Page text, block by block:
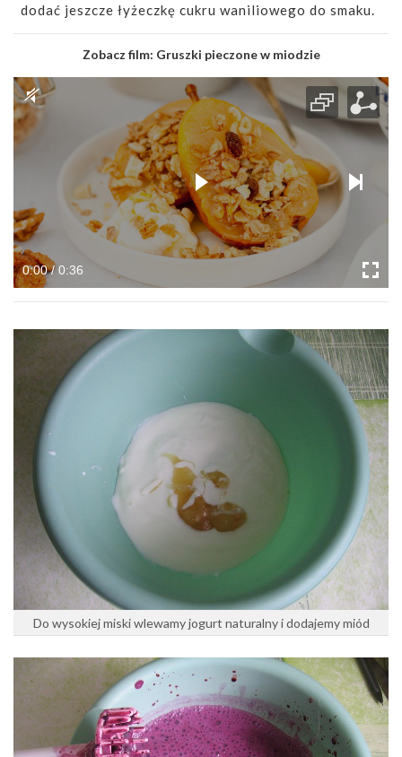
dodać jeszcze łyżeczkę cukru waniliowego do smaku.
Zobacz film: Gruszki pieczone w miodzie
0:00 / 0:36
Do wysokiej miski wlewamy jogurt naturalny i dodajemy miód